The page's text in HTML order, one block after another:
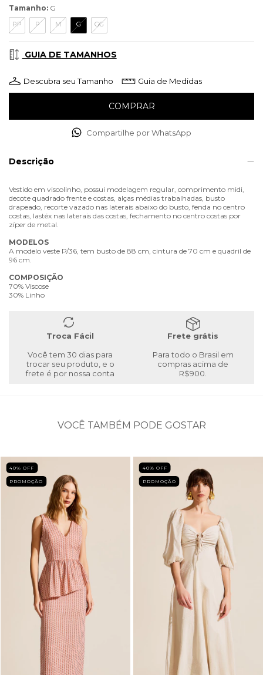
Tamanho: G
PP P M G GG
GUIA DE TAMANHOS
Descubra seu Tamanho Guia de Medidas
Compartilhe por WhatsApp
Descrição
Vestido em viscolinho, possui modelagem regular, comprimento midi,
decote quadrado frente e costas, alças médias trabalhadas, busto
drapeado, recorte vazado nas laterais abaixo do busto, fenda no centro
costas, lastéx nas laterais das costas, fechamento no centro costas por
zíper de metal.
MODELOS
A modelo veste P/36, tem busto de 88 cm, cintura de 70 cm e quadril de
96 cm.
COMPOSIÇÃO
70% Viscose
30% Linho
Troca Fácil
Você tem 30 dias para
trocar seu produto, e o
frete é por nossa conta
Frete grátis
Para todo o Brasil em
compras acima de
R$900.
VOCÊ TAMBÉM PODE GOSTAR
40% OFF
PROMOÇÃO
40% OFF
PROMOÇÃO